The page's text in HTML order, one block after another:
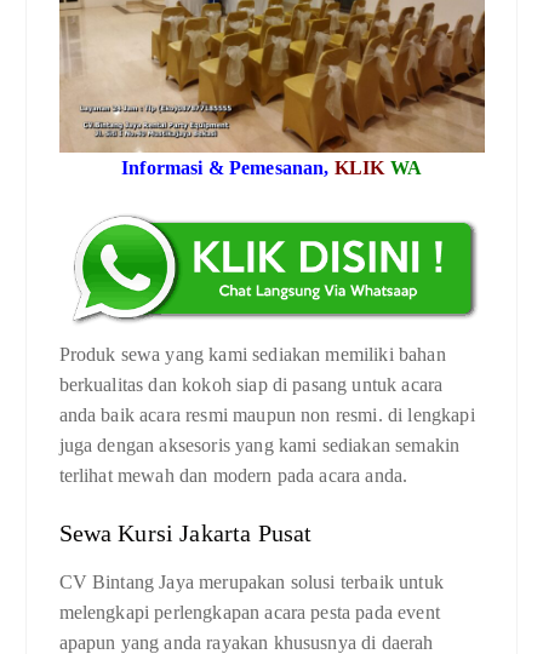
Informasi & Pemesanan, KLIK WA
Produk sewa yang kami sediakan memiliki bahan
berkualitas dan kokoh siap di pasang untuk acara
anda baik acara resmi maupun non resmi. di lengkapi
juga dengan aksesoris yang kami sediakan semakin
terlihat mewah dan modern pada acara anda.
Sewa Kursi Jakarta Pusat
CV Bintang Jaya merupakan solusi terbaik untuk
melengkapi perlengkapan acara pesta pada event
apapun yang anda rayakan khususnya di daerah